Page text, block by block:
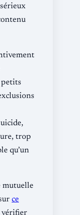
trop
qu’un
mutuelle
ce
vérifier